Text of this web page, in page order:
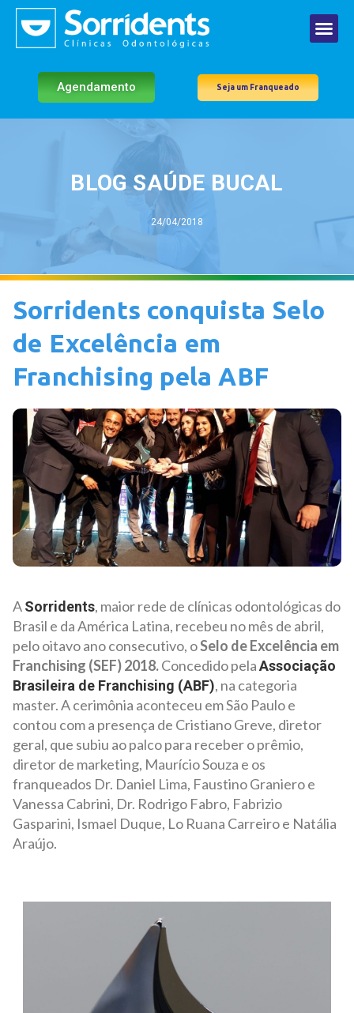
Agendamento Seja um Franqueado
BLOG SAÚDE BUCAL
24/04/2018
Sorridents conquista Selo
de Excelência em
Franchising pela ABF
ASorridents, maior rede de clínicas odontológicas do
Brasil e da América Latina, recebeu no mês de abril,
pelo oitavo ano consecutivo, oSelo de Excelência em
Franchising (SEF) 2018.Concedido pelaAssociação
Brasileira de Franchising (ABF), na categoria
master. A cerimônia aconteceu em São Paulo e
contou com a presença de Cristiano Greve, diretor
geral, que subiu ao palco para receber o prêmio,
diretor de marketing, Maurício Souza e os
franqueados Dr. Daniel Lima, Faustino Graniero e
Vanessa Cabrini, Dr. Rodrigo Fabro, Fabrizio
Gasparini, Ismael Duque, Lo Ruana Carreiro e Natália
Araújo.